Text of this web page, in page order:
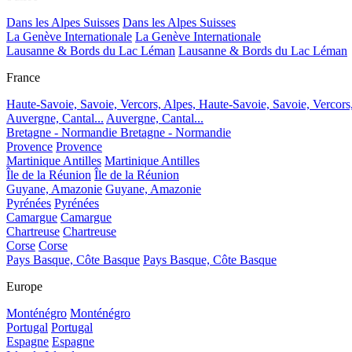
Dans les Alpes Suisses Dans les Alpes Suisses
La Genève Internationale La Genève Internationale
Lausanne & Bords du Lac Léman Lausanne & Bords du Lac Léman
France
Haute-Savoie, Savoie, Vercors, Alpes, Haute-Savoie, Savoie,
Auvergne, Cantal... Auvergne, Cantal...
Bretagne - Normandie Bretagne - Normandie
Provence Provence
Martinique Antilles Martinique Antilles
Île de la Réunion Île de la Réunion
Guyane, Amazonie Guyane, Amazonie
Pyrénées Pyrénées
Camargue Camargue
Chartreuse Chartreuse
Corse Corse
Pays Basque, Côte Basque Pays Basque, Côte Basque
Europe
Monténégro Monténégro
Portugal Portugal
Espagne Espagne